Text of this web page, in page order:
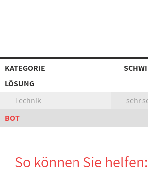
KATEGORIE
LÖSUNG
Technik
sehr
BOT
So können Sie helfen: